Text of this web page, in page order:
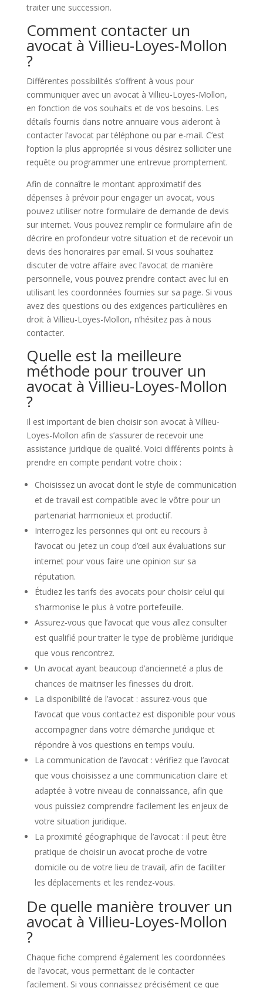
traiter une succession.
Comment contacter un
avocat à Villieu-Loyes-Mollon
?
Différentes possibilités s’offrent à vous pour
communiquer avec un avocat à Villieu-Loyes-Mollon,
en fonction de vos souhaits et de vos besoins. Les
détails fournis dans notre annuaire vous aideront à
contacter l’avocat par téléphone ou par e-mail. C’est
l’option la plus appropriée si vous désirez solliciter une
requête ou programmer une entrevue promptement.
Afin de connaître le montant approximatif des
dépenses à prévoir pour engager un avocat, vous
pouvez utiliser notre formulaire de demande de devis
sur internet. Vous pouvez remplir ce formulaire afin de
décrire en profondeur votre situation et de recevoir un
devis des honoraires par email. Si vous souhaitez
discuter de votre affaire avec l’avocat de manière
personnelle, vous pouvez prendre contact avec lui en
utilisant les coordonnées fournies sur sa page. Si vous
avez des questions ou des exigences particulières en
droit à Villieu-Loyes-Mollon, n’hésitez pas à nous
contacter.
Quelle est la meilleure
méthode pour trouver un
avocat à Villieu-Loyes-Mollon
?
Il est important de bien choisir son avocat à Villieu-
Loyes-Mollon afin de s’assurer de recevoir une
assistance juridique de qualité. Voici différents points à
prendre en compte pendant votre choix :
Choisissez un avocat dont le style de communication
et de travail est compatible avec le vôtre pour un
partenariat harmonieux et productif.
Interrogez les personnes qui ont eu recours à
l’avocat ou jetez un coup d’œil aux évaluations sur
internet pour vous faire une opinion sur sa
réputation.
Étudiez les tarifs des avocats pour choisir celui qui
s’harmonise le plus à votre portefeuille.
Assurez-vous que l’avocat que vous allez consulter
est qualifié pour traiter le type de problème juridique
que vous rencontrez.
Un avocat ayant beaucoup d’ancienneté a plus de
chances de maitriser les finesses du droit.
La disponibilité de l’avocat : assurez-vous que
l’avocat que vous contactez est disponible pour vous
accompagner dans votre démarche juridique et
répondre à vos questions en temps voulu.
La communication de l’avocat : vérifiez que l’avocat
que vous choisissez a une communication claire et
adaptée à votre niveau de connaissance, afin que
vous puissiez comprendre facilement les enjeux de
votre situation juridique.
La proximité géographique de l’avocat : il peut être
pratique de choisir un avocat proche de votre
domicile ou de votre lieu de travail, afin de faciliter
les déplacements et les rendez-vous.
De quelle manière trouver un
avocat à Villieu-Loyes-Mollon
?
Chaque fiche comprend également les coordonnées
de l’avocat, vous permettant de le contacter
facilement. Si vous connaissez précisément ce que